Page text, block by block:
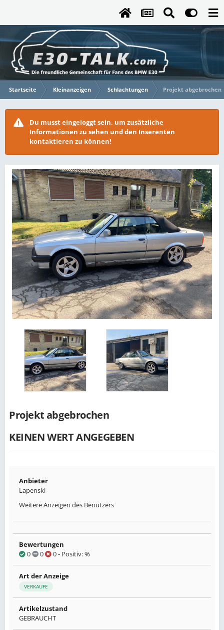
Startseite Kleinanzeigen Schlachtungen Projekt abgebrochen
Du musst eingeloggt sein, um zusätzliche
Informationen zu sehen und den Inserenten
kontaktieren zu können!
Projekt abgebrochen
KEINEN WERT ANGEGEBEN
Anbieter
Lapenski
Weitere Anzeigen des Benutzers
Bewertungen
0
0 0- Positiv: %
Art der Anzeige
VERKAUFE
Artikelzustand
GEBRAUCHT